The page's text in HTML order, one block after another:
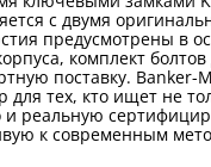
с двумя
предусмотрены в
комплект
поставку. Banker-
тех, кто ищет не
и реальную
к современным